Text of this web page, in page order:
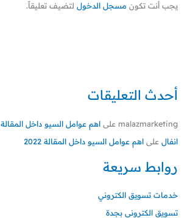
أحدث التعليقات
malazmarketing على اهم عوامل السيو داخل المقالة 2022
انفال على اهم عوامل السيو داخل المقالة 2022
روابط سريعة
خدمات تسويق الكتروني
تسويق الكتروني بجدة
يجب أنت تكون مسجل الدخول لتضيف تعليقاً.